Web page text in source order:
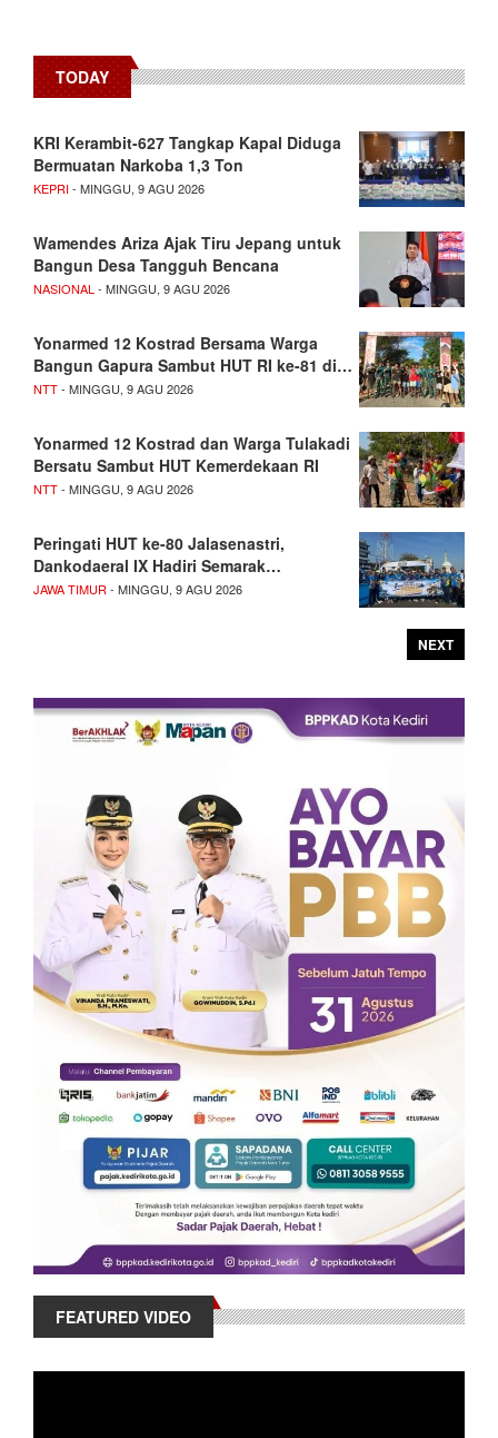
TODAY
KRI Kerambit-627 Tangkap Kapal Diduga
Bermuatan Narkoba 1,3 Ton
KEPRI- MINGGU, 9 AGU 2026
Wamendes Ariza Ajak Tiru Jepang untuk
Bangun Desa Tangguh Bencana
NASIONAL- MINGGU, 9 AGU 2026
Yonarmed 12 Kostrad Bersama Warga
Bangun Gapura Sambut HUT RI ke-81 di…
NTT- MINGGU, 9 AGU 2026
Yonarmed 12 Kostrad dan Warga Tulakadi
Bersatu Sambut HUT Kemerdekaan RI
NTT- MINGGU, 9 AGU 2026
Peringati HUT ke-80 Jalasenastri,
Dankodaeral IX Hadiri Semarak…
JAWA TIMUR- MINGGU, 9 AGU 2026
NEXT
FEATURED VIDEO